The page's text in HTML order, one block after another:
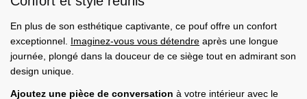
En plus de son esthétique captivante, ce pouf offre un confort
exceptionnel. Imaginez-vous vous détendre après une longue
journée, plongé dans la douceur de ce siège tout en admirant son
design unique.
Ajoutez une pièce de conversation à votre intérieur avec le